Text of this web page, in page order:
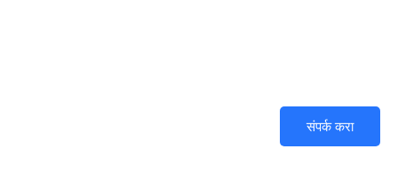
संपर्क करा